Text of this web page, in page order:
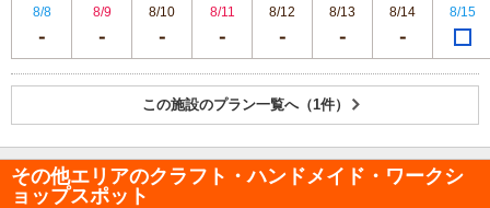
8/8
8/9 8/10 8/11 8/12 8/13 8/14 8/15
この施設のプラン一覧へ（1件）
その他エリアのクラフト・ハンドメイド・ワークシ
ョップスポット